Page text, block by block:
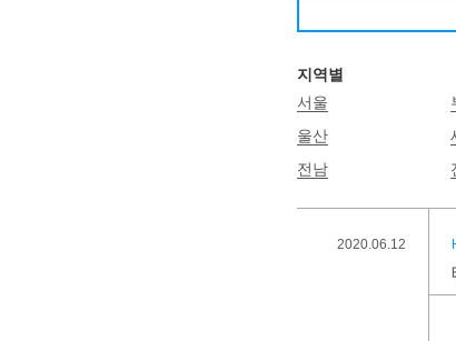
지역별
서울
울산
전남
2020.06.12